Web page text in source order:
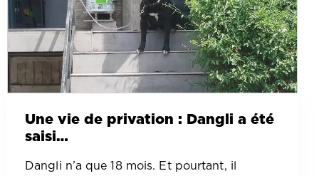
Une vie de privation : Dangli a été
saisi…
Dangli n’a que 18 mois. Et pourtant, il